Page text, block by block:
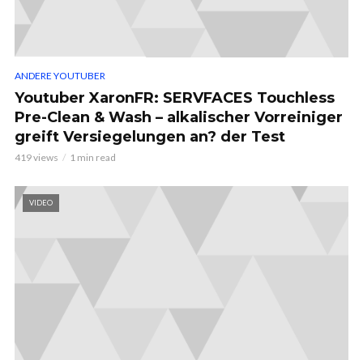
ANDERE YOUTUBER
Youtuber XaronFR: SERVFACES Touchless
Pre-Clean & Wash – alkalischer Vorreiniger
greift Versiegelungen an? der Test
419 views 1 min read
VIDEO